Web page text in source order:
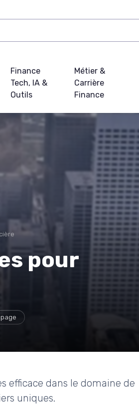
Finance
Tech, IA &
Outils
Métier &
Carrière
Finance
pour
efficace dans le domaine de
uniques.